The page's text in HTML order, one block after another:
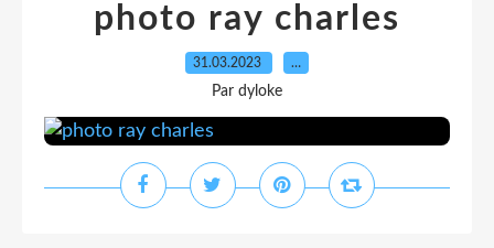
photo ray charles
31.03.2023 …
Par dyloke